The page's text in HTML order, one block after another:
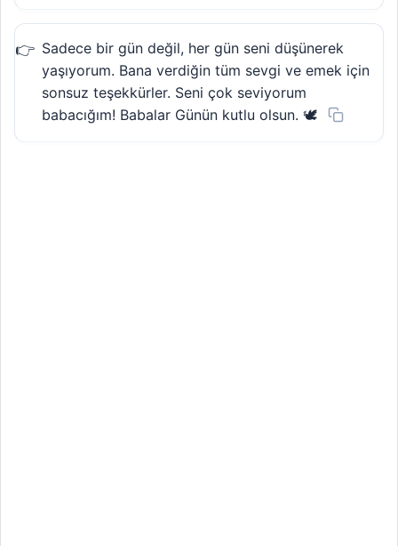
Sadece bir gün değil, her gün seni düşünerek
yaşıyorum. Bana verdiğin tüm sevgi ve emek için
sonsuz teşekkürler. Seni çok seviyorum
babacığım! Babalar Günün kutlu olsun. 🕊️